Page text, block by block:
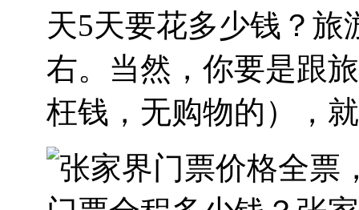
天5天要花多少钱？
右。当然，你要是跟
枉钱，无购物的），